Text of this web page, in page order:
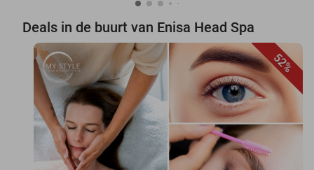
Deals in de buurt van Enisa Head Spa
52%